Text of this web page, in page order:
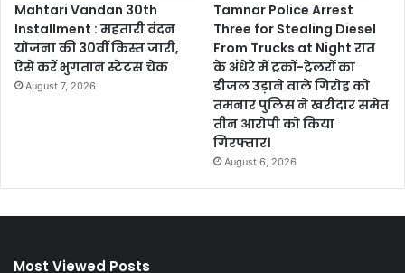
Mahtari Vandan 30th
Installment : महतारी वंदन
योजना की 30वीं किस्त जारी,
ऐसे करें भुगतान स्टेटस चेक
August 7, 2026
Tamnar Police Arrest
Three for Stealing Diesel
From Trucks at Night रात
के अंधेरे में ट्रकों-ट्रेलरों का
डीजल उड़ाने वाले गिरोह को
तमनार पुलिस ने खरीदार समेत
तीन आरोपी को किया
गिरफ्तार।
August 6, 2026
Most Viewed Posts